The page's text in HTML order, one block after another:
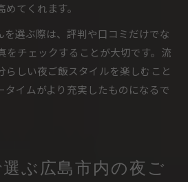
てくれます。
を選ぶ際は、評判や口コミだけでな
をチェックすることが大切です。流
らしい夜ご飯スタイルを楽しむこと
タイムがより充実したものになるで
ぶ広島市内の夜ご